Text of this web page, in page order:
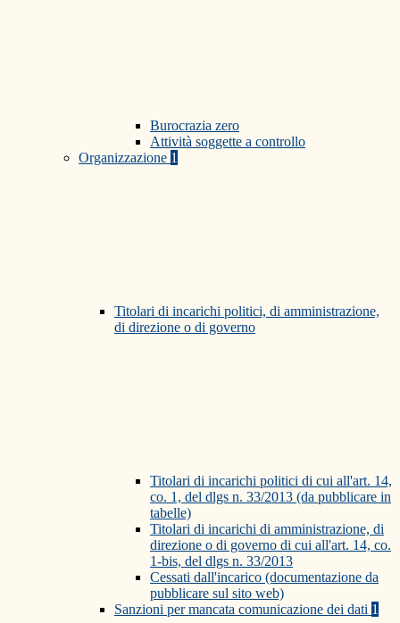
Burocrazia zero
Attività soggette a controllo
Organizzazione 1
Titolari di incarichi politici, di amministrazione,
di direzione o di governo
Titolari di incarichi politici di cui all'art. 14,
co. 1, del dlgs n. 33/2013 (da pubblicare in
tabelle)
Titolari di incarichi di amministrazione, di
direzione o di governo di cui all'art. 14, co.
1-bis, del dlgs n. 33/2013
Cessati dall'incarico (documentazione da
pubblicare sul sito web)
Sanzioni per mancata comunicazione dei dati 1